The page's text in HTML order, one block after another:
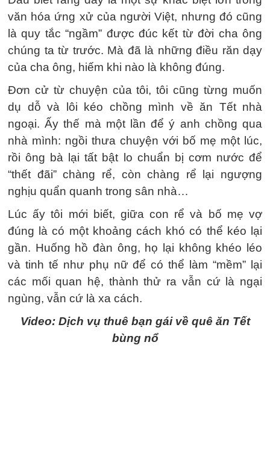
văn hóa ứng xử của người Việt, nhưng đó cũng
là quy tắc “ngầm” được đúc kết từ đời cha ông
chúng ta từ trước. Mà đã là những điều răn dạy
của cha ông, hiếm khi nào là không đúng.
Đơn cử từ chuyện của tôi, tôi cũng từng muốn
dụ dỗ và lôi kéo chồng mình về ăn Tết nhà
ngoại. Ấy thế mà một lần để ý anh chồng qua
nhà mình: ngồi thưa chuyện với bố mẹ một lúc,
rồi ông bà lại tất bật lo chuẩn bị cơm nước để
“thết đãi” chàng rể, còn chàng rể lại ngượng
nghịu quẩn quanh trong sân nhà…
Lúc ấy tôi mới biết, giữa con rể và bố mẹ vợ
đúng là có một khoảng cách khó có thể kéo lại
gần. Huống hồ đàn ông, họ lại không khéo léo
và tinh tế như phụ nữ để có thể làm “mềm” lại
các mối quan hệ, thành thử ra vẫn cứ là ngại
ngùng, vẫn cứ là xa cách.
Video: Dịch vụ thuê bạn gái về quê ăn Tết
bùng nổ